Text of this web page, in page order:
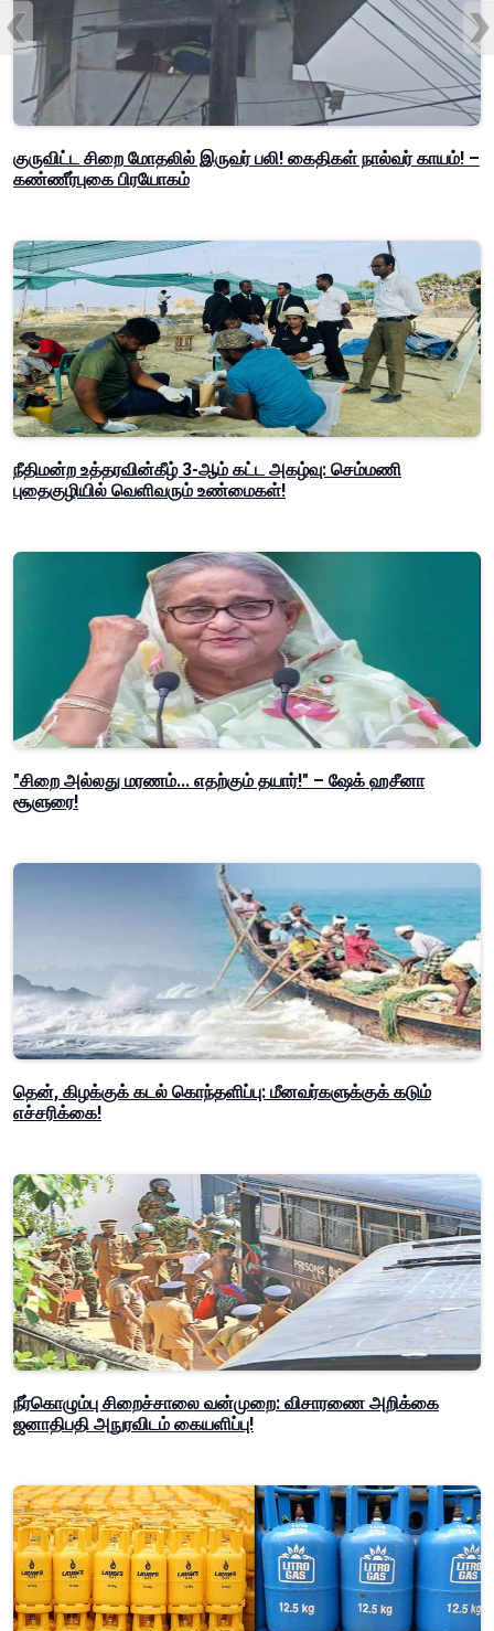
குருவிட்ட சிறை மோதலில் இருவர் பலி! கைதிகள் நால்வர் காயம்! –
கண்ணீர்புகை பிரயோகம்
நீதிமன்ற உத்தரவின்கீழ் 3-ஆம் கட்ட அகழ்வு: செம்மணி
புதைகுழியில் வெளிவரும் உண்மைகள்!
"சிறை அல்லது மரணம்... எதற்கும் தயார்!" – ஷேக் ஹசீனா
சூளுரை!
தென், கிழக்குக் கடல் கொந்தளிப்பு: மீனவர்களுக்குக் கடும்
எச்சரிக்கை!
நீர்கொழும்பு சிறைச்சாலை வன்முறை: விசாரணை அறிக்கை
ஜனாதிபதி அநுரவிடம் கையளிப்பு!